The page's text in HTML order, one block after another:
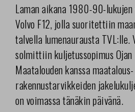
Laman aikana 1980-90-
Volvo F12, jolla suoritettiin
talvella lumenaurausta TVL:lle.
solmittiin kuljetussopimus Ojan
Maatalouden kanssa
rakennustarvikkeiden
on voimassa tänäkin päivänä.